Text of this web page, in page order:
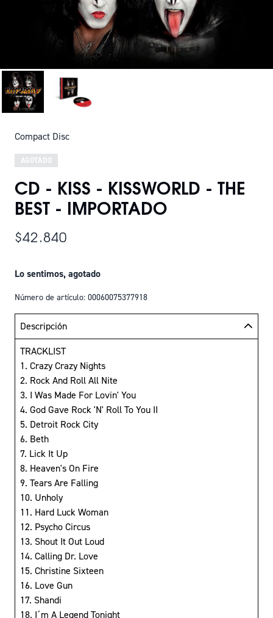
Compact Disc
AGOTADO
CD - KISS - KISSWORLD - THE
BEST - IMPORTADO
$42.840
Lo sentimos, agotado
Número de artículo: 00060075377918
Descripción
TRACKLIST
1. Crazy Crazy Nights
2. Rock And Roll All Nite
3. I Was Made For Lovin' You
4. God Gave Rock 'N' Roll To You II
5. Detroit Rock City
6. Beth
7. Lick It Up
8. Heaven's On Fire
9. Tears Are Falling
10. Unholy
11. Hard Luck Woman
12. Psycho Circus
13. Shout It Out Loud
14. Calling Dr. Love
15. Christine Sixteen
16. Love Gun
17. Shandi
18. I´m A Legend Tonight